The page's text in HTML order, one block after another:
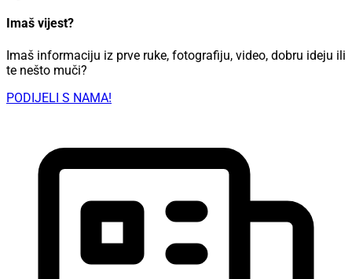
Imaš vijest?
Imaš informaciju iz prve ruke, fotografiju, video, dobru ideju ili
te nešto muči?
PODIJELI S NAMA!